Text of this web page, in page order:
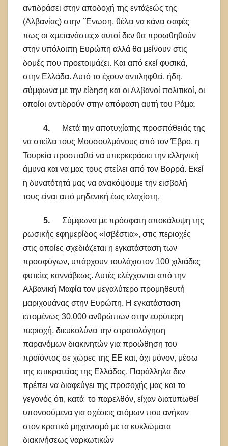
αντιδράσει στην αποδοχή της εντάξεώς της
(Αλβανίας) στην ΄Ένωση, θέλει να κάνει σαφές
πως οι «μετανάστες» αυτοί δεν θα προωθηθούν
στην υπόλοιπη Ευρώπη αλλά θα μείνουν στις
δομές που προετοιμάζει. Και από εκεί φυσικά,
στην Ελλάδα. Αυτό το έχουν αντιληφθεί, ήδη,
σύμφωνα με την είδηση και οι Αλβανοί πολιτικοί, οι
οποίοι αντιδρούν στην απόφαση αυτή του Ράμα.
4. Μετά την αποτυχίατης προσπάθειάς της
να στείλει τους Μουσουλμάνους από τον Έβρο, η
Τουρκία προσπαθεί να υπερκεράσει την ελληνική
άμυνα και να μας τους στείλει από τον Βορρά. Εκεί
η δυνατότητά μας να ανακόψουμε την εισβολή
τους είναι από μηδενική έως ελαχίστη.
5. Σύμφωνα με πρόσφατη αποκάλυψη της
ρωσικής εφημερίδος «Ισβέστια», στις περιοχές
στις οποίες σχεδιάζεται η εγκατάσταση των
προσφύγων, υπάρχουν τουλάχιστον 100 χιλιάδες
φυτείες καννάβεως. Αυτές ελέγχονται από την
Αλβανική Μαφία τον μεγαλύτερο προμηθευτή
μαριχουάνας στην Ευρώπη. Η εγκατάσταση
επομένως 30.000 ανθρώπων στην ευρύτερη
περιοχή, διευκολύνει την στρατολόγηση
παρανόμων διακινητών για προώθηση του
προϊόντος σε χώρες της ΕΕ και, όχι μόνον, μέσω
της επικρατείας της Ελλάδος. Παράλληλα δεν
πρέπει να διαφεύγει της προσοχής μας και το
γεγονός ότι, κατά το παρελθόν, είχαν διατυπωθεί
υπονοούμενα για σχέσεις ατόμων που ανήκαν
στον κρατικό μηχανισμό με τα κυκλώματα
διακινήσεως ναρκωτικών